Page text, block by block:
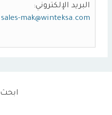
البريد الإلكتروني:
sales-mak@winteksa.com
ابحث